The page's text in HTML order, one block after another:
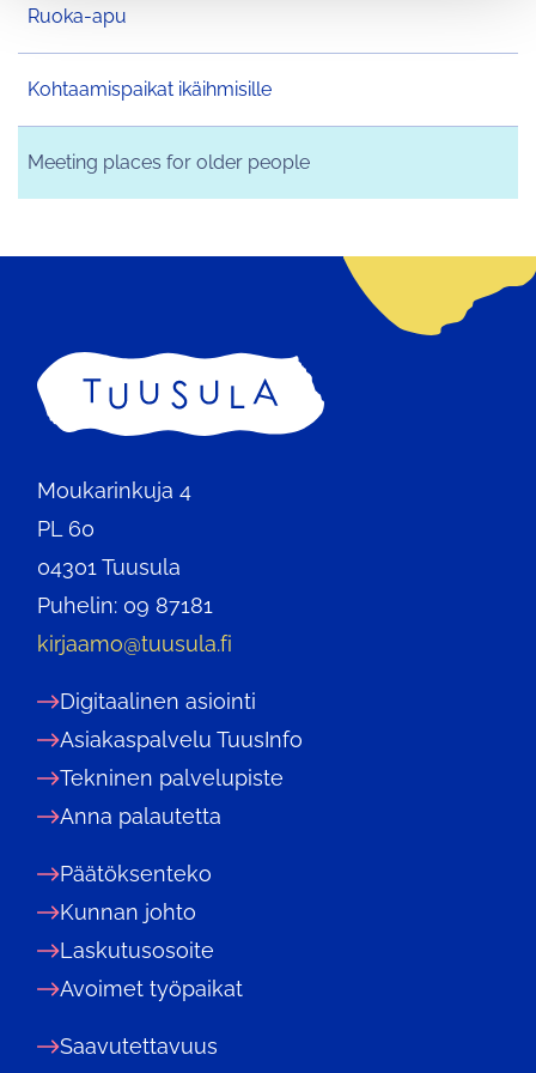
Ruoka-apu
Kohtaamispaikat ikäihmisille
Meeting places for older people
Etusivu
Moukarinkuja 4
PL 60
04301 Tuusula
Puhelin: 09 87181
kirjaamo@tuusula.fi
Digitaalinen asiointi
Asiakaspalvelu TuusInfo
Tekninen palvelupiste
Anna palautetta
Päätöksenteko
Kunnan johto
Laskutusosoite
Avoimet työpaikat
Saavutettavuus